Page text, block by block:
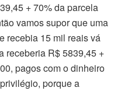
+ 70% da parcela
vamos supor que uma
recebia 15 mil reais vá
receberia R$ 5839,45 +
pagos com o dinheiro
porque a